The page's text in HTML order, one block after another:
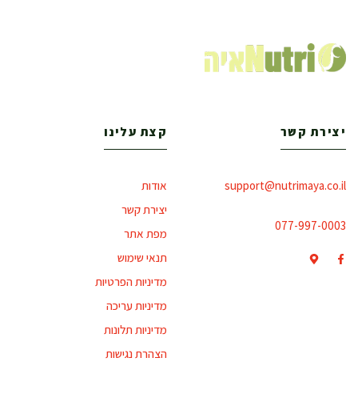
יצירת קשר
support@nutrimaya.co.il
077-997-0003
קצת עלינו
אודות
יצירת קשר
מפת אתר
תנאי שימוש
מדיניות הפרטיות
מדיניות עריכה
מדיניות תלונות
הצהרת נגישות